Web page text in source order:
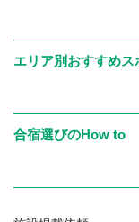
意（申込時または
ります。
■当社は、お客様
エリア別おすすめス
合宿選びのHow to